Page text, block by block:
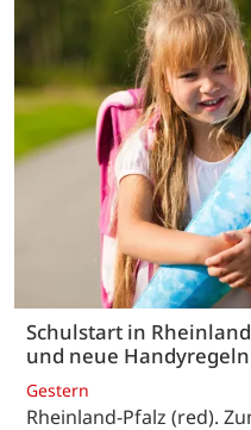
Schulstart in
und neue Handyregeln
Gestern
Rheinland-Pfalz (red).